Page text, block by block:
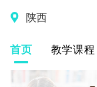
陕西
首页 教学课程